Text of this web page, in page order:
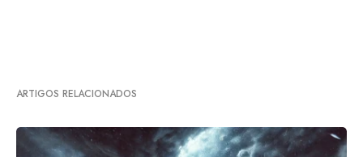
ARTIGOS RELACIONADOS